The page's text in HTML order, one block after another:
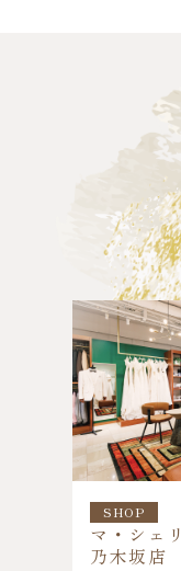
SHOP
マ・シェリ
乃木坂店